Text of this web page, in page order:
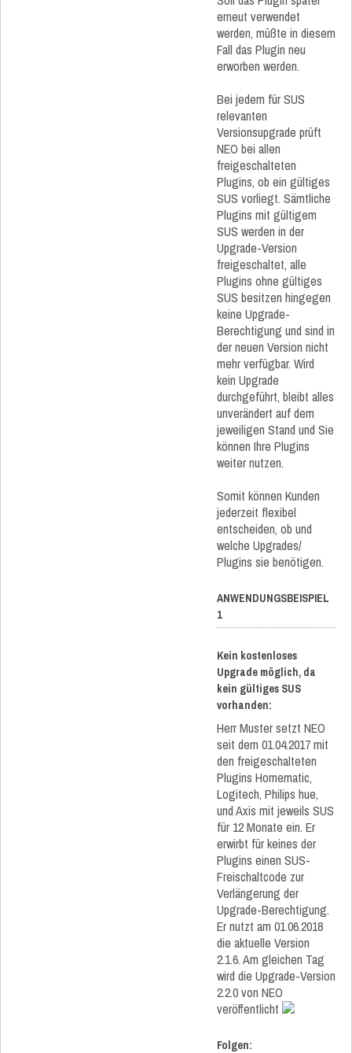
erneut verwendet
werden, müßte in diesem
Fall das Plugin neu
erworben werden.
Bei jedem für SUS
relevanten
Versionsupgrade prüft
NEO bei allen
freigeschalteten
Plugins, ob ein gültiges
SUS vorliegt. Sämtliche
Plugins mit gültigem
SUS werden in der
Upgrade-Version
freigeschaltet, alle
Plugins ohne gültiges
SUS besitzen hingegen
keine Upgrade-
Berechtigung und sind in
der neuen Version nicht
mehr verfügbar. Wird
kein Upgrade
durchgeführt, bleibt alles
unverändert auf dem
jeweiligen Stand und Sie
können Ihre Plugins
weiter nutzen.
Somit können Kunden
jederzeit flexibel
entscheiden, ob und
welche Upgrades/
Plugins sie benötigen.
ANWENDUNGSBEISPIEL
1
Kein kostenloses
Upgrade möglich, da
kein gültiges SUS
vorhanden:
Herr Muster setzt NEO
seit dem 01.04.2017 mit
den freigeschalteten
Plugins Homematic,
Logitech, Philips hue,
und Axis mit jeweils SUS
für 12 Monate ein. Er
erwirbt für keines der
Plugins einen SUS-
Freischaltcode zur
Verlängerung der
Upgrade-Berechtigung.
Er nutzt am 01.06.2018
die aktuelle Version
2.1.6. Am gleichen Tag
wird die Upgrade-Version
2.2.0 von NEO
veröffentlicht
Folgen: